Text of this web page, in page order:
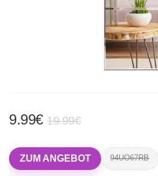
9.99€ 19.99€
ZUM ANGEBOT 94UO67RB